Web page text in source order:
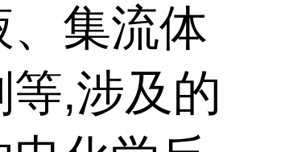
集流体
,涉及的